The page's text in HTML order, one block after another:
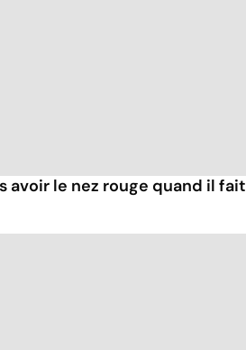
avoir le nez rouge quand il fait